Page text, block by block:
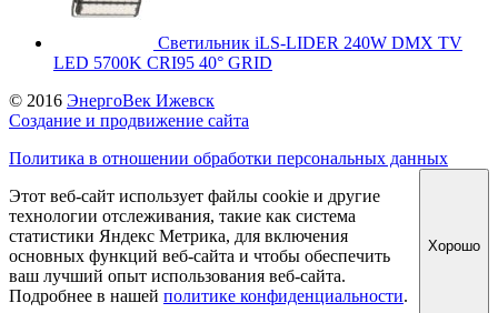
Светильник iLS-LIDER 240W DMX TV
LED 5700K CRI95 40° GRID
© 2016 ЭнергоВек Ижевск
Создание и продвижение сайта
Политика в отношении обработки персональных данных
Этот веб-сайт использует файлы cookie и другие
технологии отслеживания, такие как система
статистики Яндекс Метрика, для включения
основных функций веб-сайта и чтобы обеспечить
ваш лучший опыт использования веб-сайта.
Подробнее в нашей политике конфиденциальности.
Хорошо